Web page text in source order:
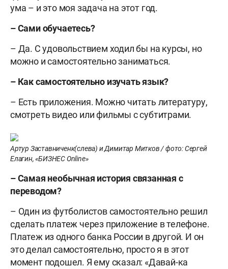
ума – и это моя задача на этот год.
– Сами обучаетесь?
– Да. С удовольствием ходил бы на курсы, но
можно и самостоятельно заниматься.
– Как самостоятельно изучать язык?
– Есть приложения. Можно читать литературу,
смотреть видео или фильмы с субтитрами.
Артур Заставниченк(слева) и Димитар Митков / фото: Сергей
Елагин, «БИЗНЕС Online»
– Самая необычная история связанная с
переводом?
– Один из футболистов самостоятельно решил
сделать платеж через приложение в телефоне.
Платеж из одного банка России в другой. И он
это делал самостоятельно, просто я в этот
момент подошел. Я ему сказал: «Давай-ка